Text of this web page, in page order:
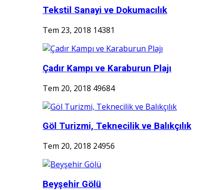
Tekstil Sanayi ve Dokumacılık
Tem 23, 2018 14381
Çadır Kampı ve Karaburun Plajı
Tem 20, 2018 49684
Göl Turizmi, Teknecilik ve Balıkçılık
Tem 20, 2018 24956
Beyşehir Gölü